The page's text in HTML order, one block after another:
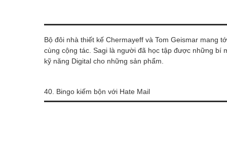
Bộ đôi nhà thiết kế Chermayeff và Tom Geismar mang
cùng cộng tác. Sagi là người đã học tập được những bí
kỹ năng Digital cho những sản phẩm.
40. Bingo kiếm bộn với Hate Mail